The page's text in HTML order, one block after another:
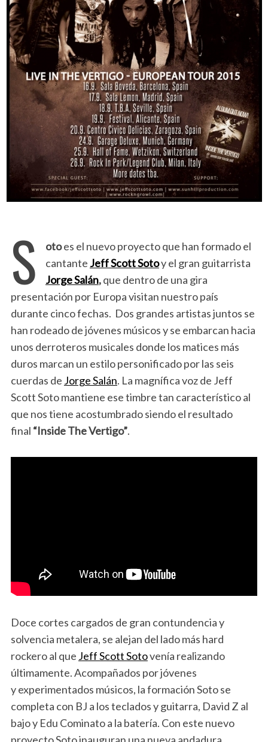
S otoes el nuevo proyecto que han formado el
cantante Jeff Scott Sotoy el gran guitarrista
Jorge Salán,que dentro de una gira
presentación por Europa visitan nuestro país
durante cinco fechas. Dos grandes artistas juntos se
han rodeado de jóvenes músicos y se embarcan hacia
unos derroteros musicales donde los matices más
duros marcan un estilo personificado por las seis
cuerdas de Jorge Salán. La magnífica voz de Jeff
Scott Soto mantiene ese timbre tan característico al
que nos tiene acostumbrado siendo el resultado
final “Inside The Vertigo”.
Doce cortes cargados de gran contundencia y
solvencia metalera, se alejan del lado más hard
rockero al que Jeff Scott Sotovenía realizando
últimamente. Acompañados por jóvenes
y experimentados músicos, la formación Soto se
completa con BJ a los teclados y guitarra, David Z al
bajo y Edu Cominato a la batería. Con este nuevo